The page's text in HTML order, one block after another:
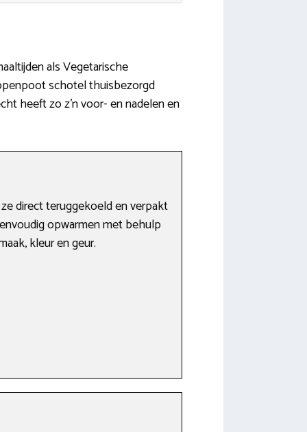
als Vegetarische
schotel thuisbezorgd
heeft zo z’n voor- en nadelen en
direct teruggekoeld en verpakt
opwarmen met behulp
kleur en geur.